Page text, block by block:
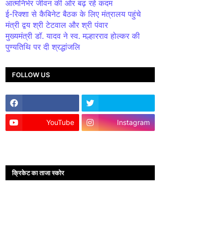
आत्मनिर्भर जीवन की ओर बढ़ रहे कदम
ई-रिक्शा से कैबिनेट बैठक के लिए मंत्रालय पहुंचे
मंत्री द्वय श्री टेटवाल और श्री पंवार
मुख्यमंत्री डॉ. यादव ने स्व. मल्हारराव होल्कर की
पुण्यतिथि पर दी श्रद्धांजलि
FOLLOW US
YouTube Instagram
क्रिकेट का ताजा स्कोर